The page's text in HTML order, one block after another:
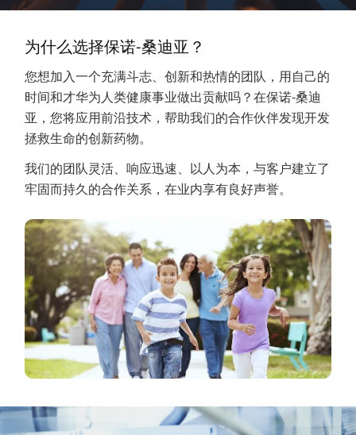
为什么选择保诺-桑迪亚？
您想加入一个充满斗志、创新和热情的团队，用自己的
时间和才华为人类健康事业做出贡献吗？在保诺-桑迪
亚，您将应用前沿技术，帮助我们的合作伙伴发现开发
拯救生命的创新药物。
我们的团队灵活、响应迅速、以人为本，与客户建立了
牢固而持久的合作关系，在业内享有良好声誉。